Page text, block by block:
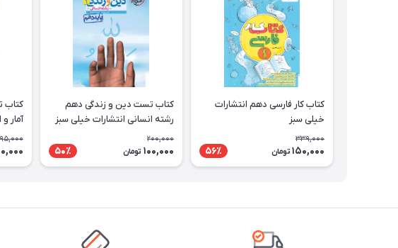
کتاب کار فارسی دهم انتشارات
خیلی سبز
339,000
150,000 تومان 56٪
کتاب تست دین و زندگی دهم
رشته انسانی انتشارات خیلی سبز
200,000
100,000 تومان 50٪
کتاب
آمار